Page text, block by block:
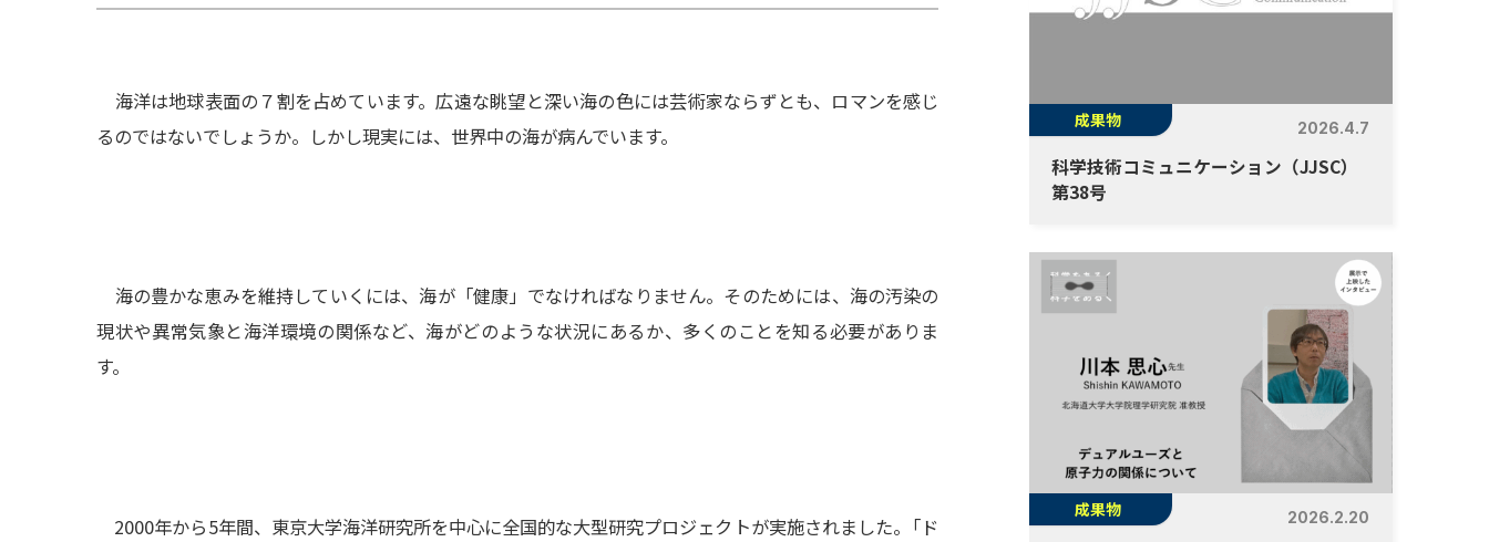
海洋は地球表面の７割を占めています。広遠な眺望と深い海の色には芸術家ならずとも、ロマンを感じ
るのではないでしょうか。しかし現実には、世界中の海が病んでいます。
海の豊かな恵みを維持していくには、海が「健康」でなければなりません。そのためには、海の汚染の
現状や異常気象と海洋環境の関係など、海がどのような状況にあるか、多くのことを知る必要がありま
す。
2000年から5年間、東京大学海洋研究所を中心に全国的な大型研究プロジェクトが実施されました。 「ド
成果物 2026.4.7
科学技術コミュニケーション（JJSC）
第38号
成果物 2026.2.20